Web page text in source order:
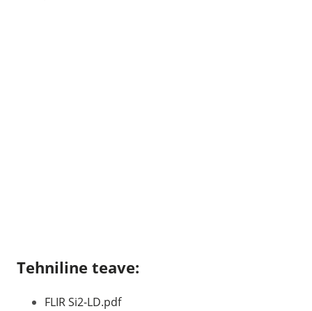
Tehniline teave:
FLIR Si2-LD.pdf